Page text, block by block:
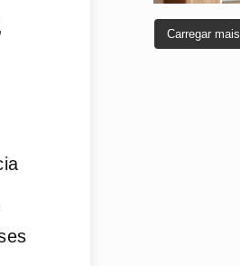
Carregar mais